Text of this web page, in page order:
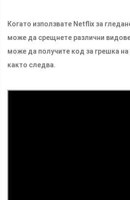
Когато използвате Netflix за
може да срещнете различни
може да получите код за грешка
както следва.